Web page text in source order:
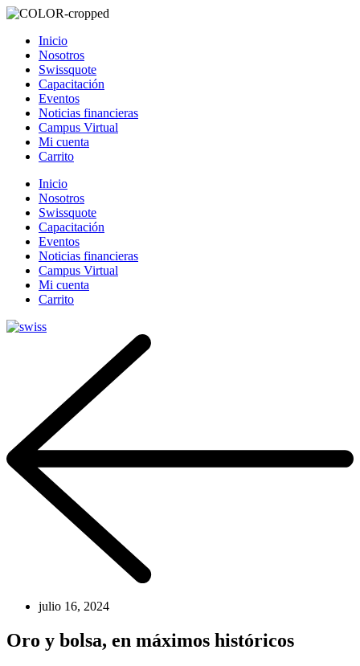
Inicio
Nosotros
Swissquote
Capacitación
Eventos
Noticias financieras
Campus Virtual
Mi cuenta
Carrito
Inicio
Nosotros
Swissquote
Capacitación
Eventos
Noticias financieras
Campus Virtual
Mi cuenta
Carrito
julio 16, 2024
Oro y bolsa, en máximos históricos